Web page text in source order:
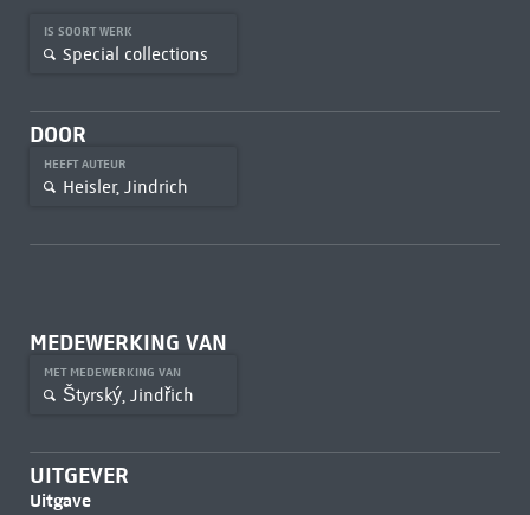
IS SOORT WERK
Special collections
DOOR
HEEFT AUTEUR
Heisler, Jindrich
MEDEWERKING VAN
MET MEDEWERKING VAN
Štyrský, Jindřich
UITGEVER
Uitgave